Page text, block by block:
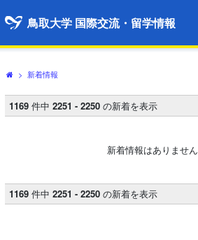
鳥取大学 国際交流・留学情報
> 新着情報
1169 件中 2251 - 2250 の新着を表示
新着情報はありません
1169 件中 2251 - 2250 の新着を表示